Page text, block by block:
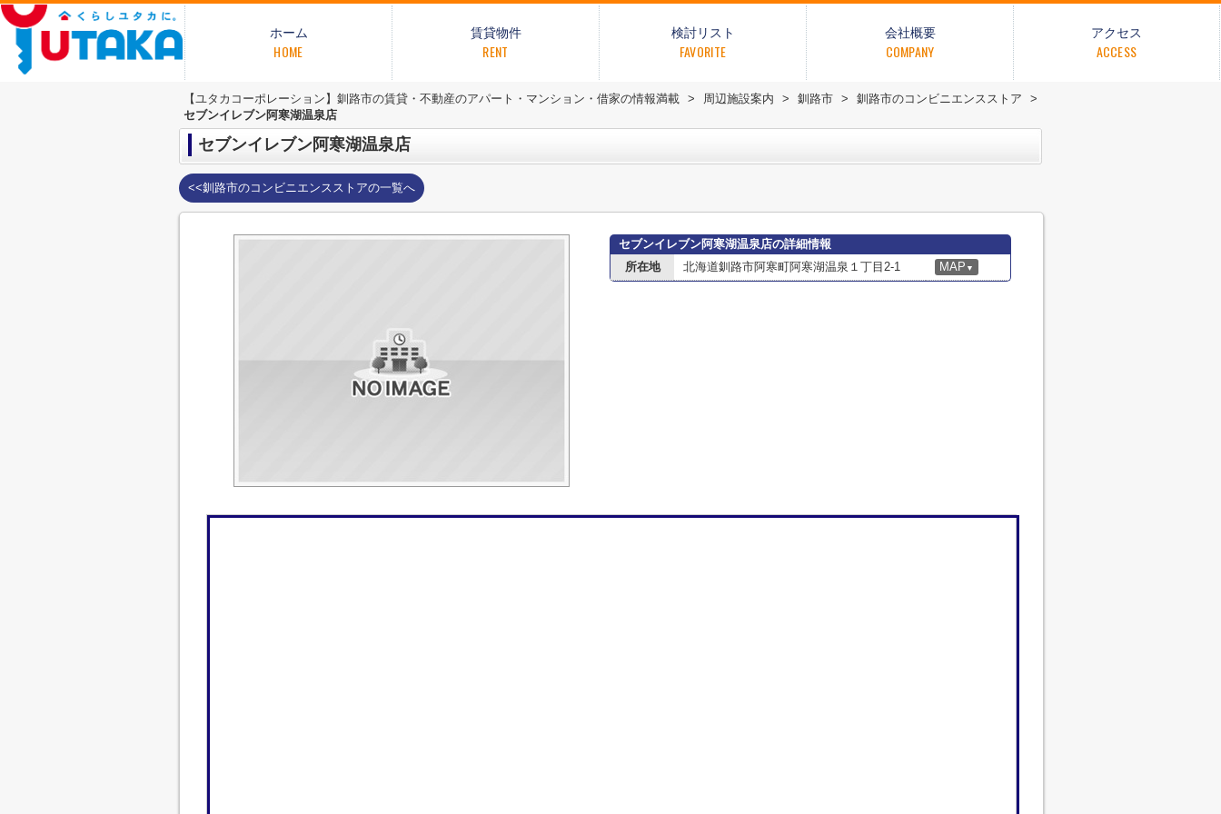
ホーム
HOME
賃貸物件
RENT
検討リスト
FAVORITE
会社概要
COMPANY
アクセス
ACCESS
【ユタカコーポレーション】釧路市の賃貸・不動産のアパート・マンション・借家の情報満載 > 周辺施設案内 > 釧路市 > 釧路市のコンビニエンスストア
>
セブンイレブン阿寒湖温泉店
セブンイレブン阿寒湖温泉店
<<釧路市のコンビニエンスストアの一覧へ
セブンイレブン阿寒湖温泉店の詳細情報
所在地
北海道釧路市阿寒町阿寒湖温泉１丁目2-1 MAP ▼